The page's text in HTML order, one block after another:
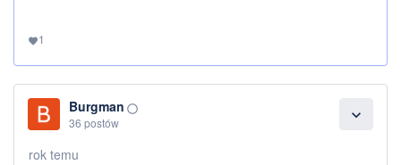
favorite1
expand_more
Burgman panorama_fish_eye
36 postów
rok temu